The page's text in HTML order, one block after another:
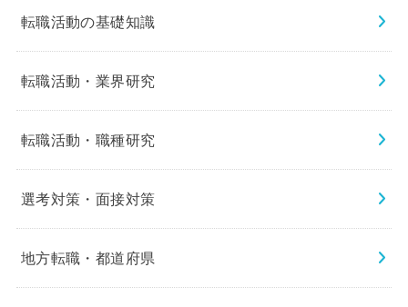
転職活動の基礎知識
転職活動・業界研究
転職活動・職種研究
選考対策・面接対策
地方転職・都道府県